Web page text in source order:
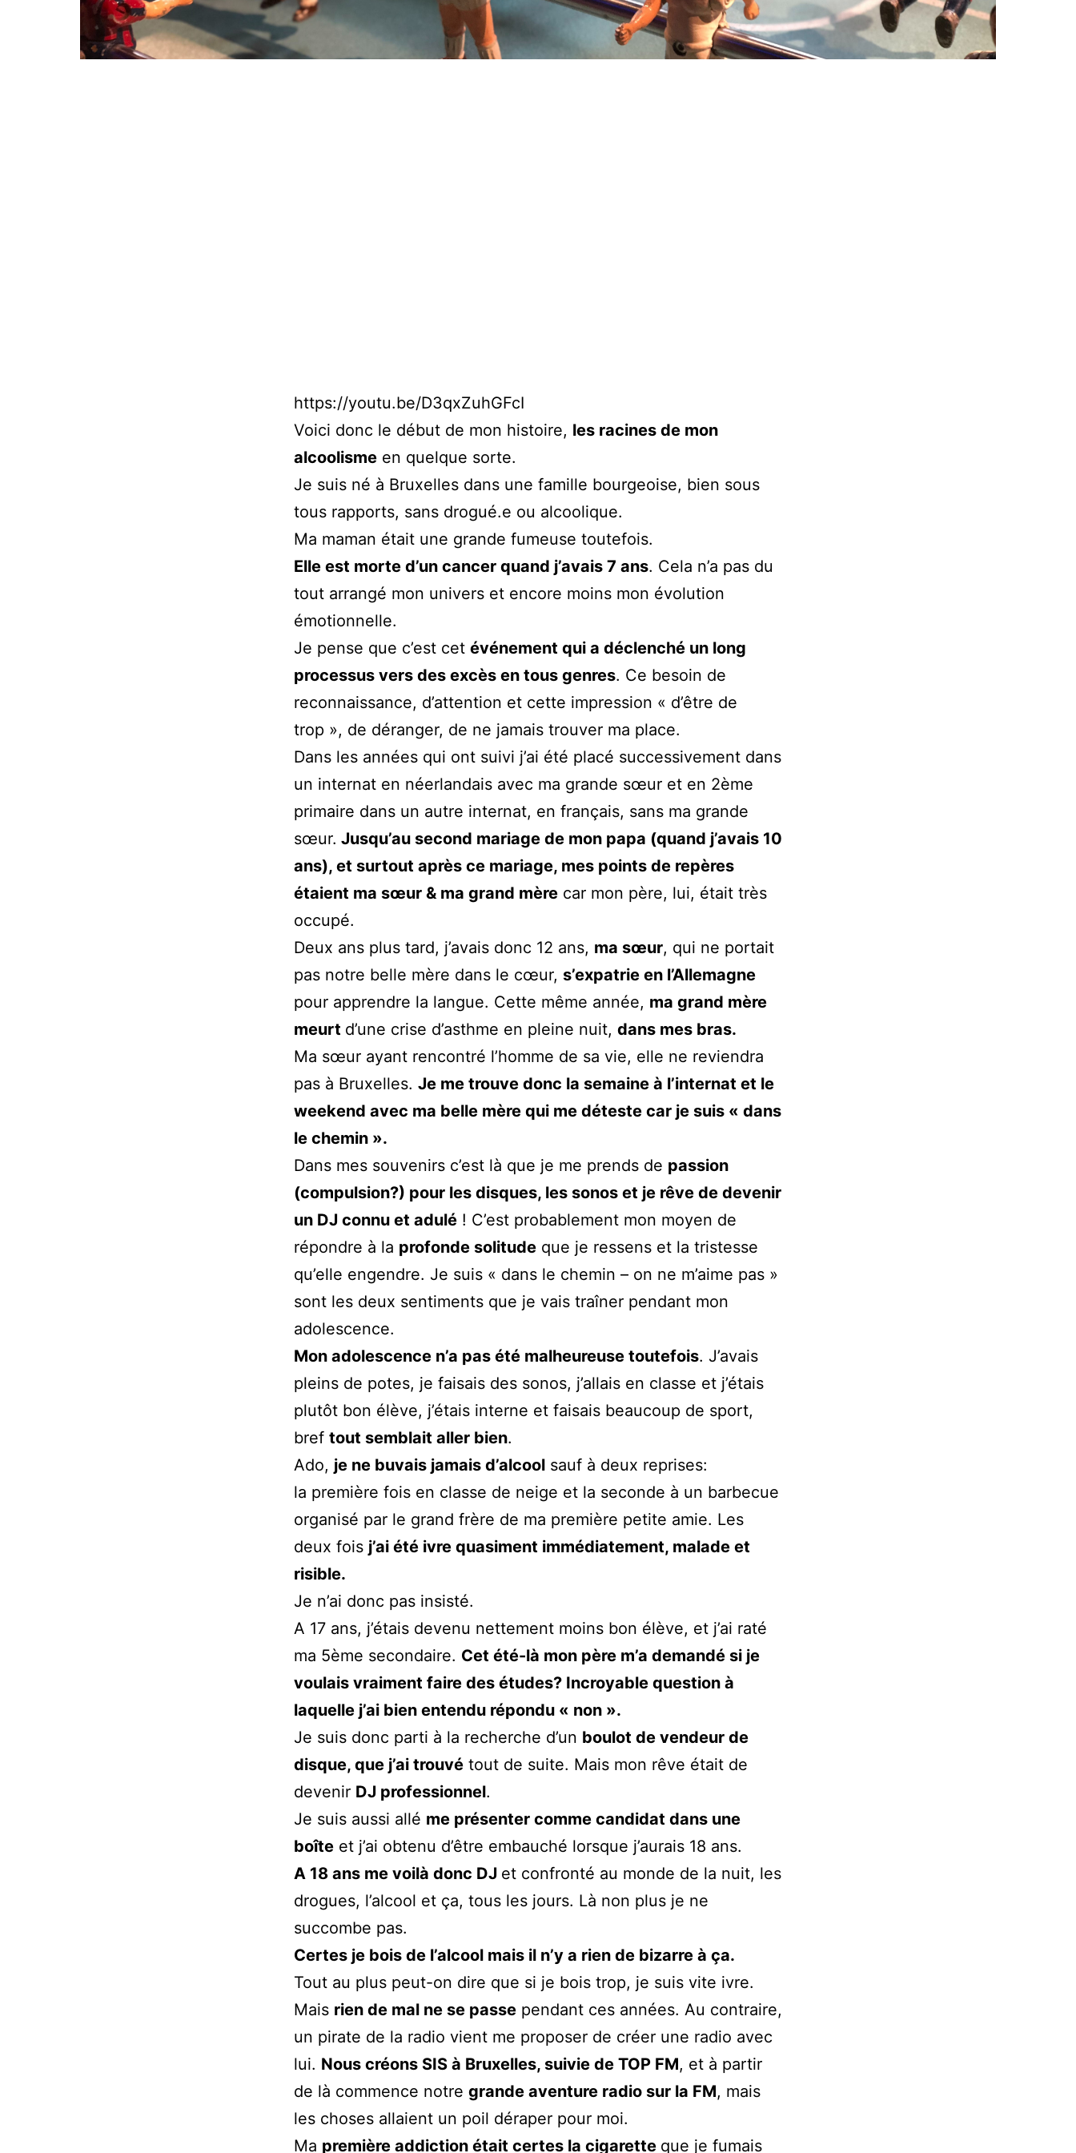
https://youtu.be/D3qxZuhGFcI
Voici donc le début de mon histoire, les racines de mon
alcoolisme en quelque sorte.
Je suis né à Bruxelles dans une famille bourgeoise, bien sous
tous rapports, sans drogué.e ou alcoolique.
Ma maman était une grande fumeuse toutefois.
Elle est morte d’un cancer quand j’avais 7 ans. Cela n’a pas du
tout arrangé mon univers et encore moins mon évolution
émotionnelle.
Je pense que c’est cet événement qui a déclenché un long
processus vers des excès en tous genres. Ce besoin de
reconnaissance, d’attention et cette impression « d’être de
trop », de déranger, de ne jamais trouver ma place.
Dans les années qui ont suivi j’ai été placé successivement dans
un internat en néerlandais avec ma grande sœur et en 2ème
primaire dans un autre internat, en français, sans ma grande
sœur. Jusqu’au second mariage de mon papa (quand j’avais 10
ans), et surtout après ce mariage, mes points de repères
étaient ma sœur & ma grand mère car mon père, lui, était très
occupé.
Deux ans plus tard, j’avais donc 12 ans, ma sœur, qui ne portait
pas notre belle mère dans le cœur, s’expatrie en l’Allemagne
pour apprendre la langue. Cette même année, ma grand mère
meurt d’une crise d’asthme en pleine nuit, dans mes bras.
Ma sœur ayant rencontré l’homme de sa vie, elle ne reviendra
pas à Bruxelles. Je me trouve donc la semaine à l’internat et le
weekend avec ma belle mère qui me déteste car je suis « dans
le chemin ».
Dans mes souvenirs c’est là que je me prends de passion
(compulsion?) pour les disques, les sonos et je rêve de devenir
un DJ connu et adulé ! C’est probablement mon moyen de
répondre à la profonde solitude que je ressens et la tristesse
qu’elle engendre. Je suis « dans le chemin – on ne m’aime pas »
sont les deux sentiments que je vais traîner pendant mon
adolescence.
Mon adolescence n’a pas été malheureuse toutefois. J’avais
pleins de potes, je faisais des sonos, j’allais en classe et j’étais
plutôt bon élève, j’étais interne et faisais beaucoup de sport,
bref tout semblait aller bien.
Ado, je ne buvais jamais d’alcool sauf à deux reprises:
la première fois en classe de neige et la seconde à un barbecue
organisé par le grand frère de ma première petite amie. Les
deux fois j’ai été ivre quasiment immédiatement, malade et
risible.
Je n’ai donc pas insisté.
A 17 ans, j’étais devenu nettement moins bon élève, et j’ai raté
ma 5ème secondaire. Cet été-là mon père m’a demandé si je
voulais vraiment faire des études? Incroyable question à
laquelle j’ai bien entendu répondu « non ».
Je suis donc parti à la recherche d’un boulot de vendeur de
disque, que j’ai trouvé tout de suite. Mais mon rêve était de
devenir DJ professionnel.
Je suis aussi allé me présenter comme candidat dans une
boîte et j’ai obtenu d’être embauché lorsque j’aurais 18 ans.
A 18 ans me voilà donc DJ et confronté au monde de la nuit, les
drogues, l’alcool et ça, tous les jours. Là non plus je ne
succombe pas.
Certes je bois de l’alcool mais il n’y a rien de bizarre à ça.
Tout au plus peut-on dire que si je bois trop, je suis vite ivre.
Mais rien de mal ne se passe pendant ces années. Au contraire,
un pirate de la radio vient me proposer de créer une radio avec
lui. Nous créons SIS à Bruxelles, suivie de TOP FM, et à partir
de là commence notre grande aventure radio sur la FM, mais
les choses allaient un poil déraper pour moi.
Ma première addiction était certes la cigarette que je fumais